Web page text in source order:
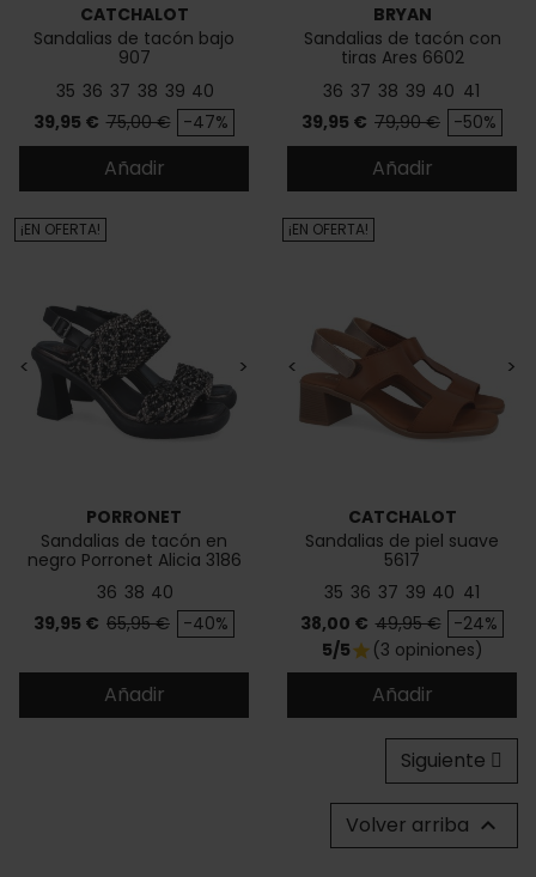
CATCHALOT
Sandalias de tacón bajo
907
35 36 37 38 39 40
Precio
39,95 € Precio base
75,00 € -47%
Añadir
BRYAN
Sandalias de tacón con
tiras Ares 6602
36 37 38 39 40 41
Precio
39,95 € Precio base
79,90 € -50%
Añadir
< >
PORRONET
Sandalias de tacón en
negro Porronet Alicia 3186
36 38 40
Precio
39,95 € Precio base
65,95 € -40%
¡EN OFERTA!
Añadir
< >
CATCHALOT
Sandalias de piel suave
5617
35 36 37 39 40 41
Precio
38,00 € Precio base
49,95 € -24%
¡EN OFERTA!
5/5star (3 opiniones)
Añadir
Siguiente
Volver arriba 